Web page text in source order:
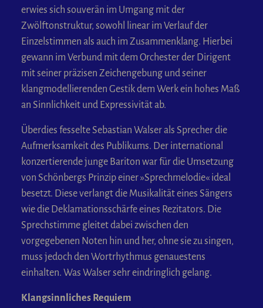
erwies sich souverän im Umgang mit der
Zwölftonstruktur, sowohl linear im Verlauf der
Einzelstimmen als auch im Zusammenklang. Hierbei
gewann im Verbund mit dem Orchester der Dirigent
mit seiner präzisen Zeichengebung und seiner
klangmodellierenden Gestik dem Werk ein hohes Maß
an Sinnlichkeit und Expressivität ab.
Überdies fesselte Sebastian Walser als Sprecher die
Aufmerksamkeit des Publikums. Der international
konzertierende junge Bariton war für die Umsetzung
von Schönbergs Prinzip einer »Sprechmelodie« ideal
besetzt. Diese verlangt die Musikalität eines Sängers
wie die Deklamationsschärfe eines Rezitators. Die
Sprechstimme gleitet dabei zwischen den
vorgegebenen Noten hin und her, ohne sie zu singen,
muss jedoch den Wortrhythmus genauestens
einhalten. Was Walser sehr eindringlich gelang.
Klangsinnliches Requiem